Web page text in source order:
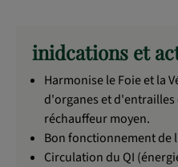
inidcations et
Harmonise le Foie et la
d'organes et d'entrailles
réchauffeur moyen.
Bon fonctionnement de
Circulation du QI